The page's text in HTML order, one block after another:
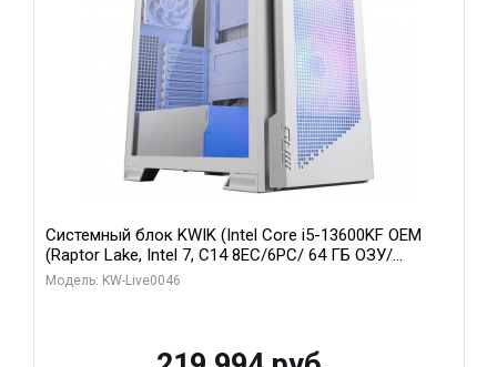
Системный блок KWIK (Intel Core i5-13600KF OEM
(Raptor Lake, Intel 7, C14 8EC/6PC/ 64 ГБ ОЗУ/
Gigabyte RTX5060Ti GAMING OC 8GB GDDR7 128bit
Модель: KW-Live0046